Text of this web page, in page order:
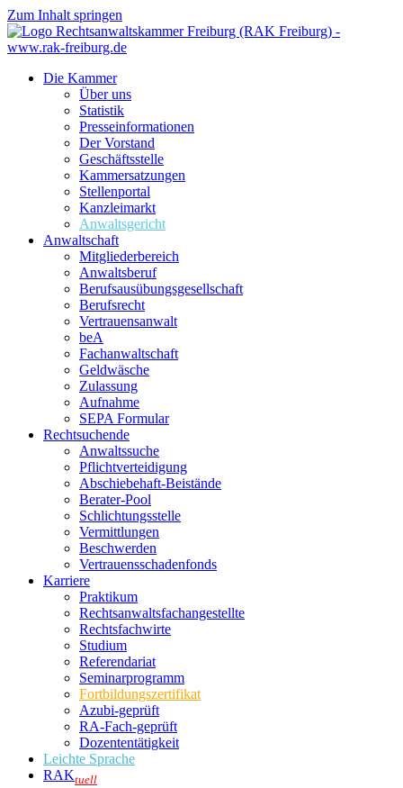
Zum Inhalt springen
Die Kammer
Über uns
Statistik
Presseinformationen
Der Vorstand
Geschäftsstelle
Kammersatzungen
Stellenportal
Kanzleimarkt
Anwaltsgericht
Anwaltschaft
Mitgliederbereich
Anwaltsberuf
Berufsausübungs­gesellschaft
Berufsrecht
Vertrauensanwalt
beA
Fachanwaltschaft
Geldwäsche
Zulassung
Aufnahme
SEPA Formular
Rechtsuchende
Anwaltssuche
Pflichtverteidigung
Abschiebehaft-Beistände
Berater-Pool
Schlichtungsstelle
Vermittlungen
Beschwerden
Vertrauensschadenfonds
Karriere
Praktikum
Rechtsanwalts­fachangestellte
Rechtsfachwirte
Studium
Referendariat
Seminarprogramm
Fortbildungszertifikat
Azubi-geprüft
RA-Fach-geprüft
Dozententätigkeit
Leichte Sprache
RAKtuell